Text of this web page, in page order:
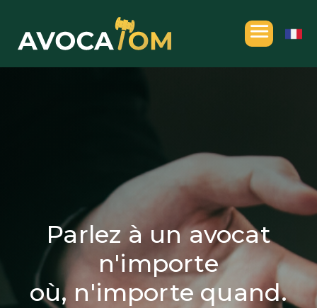
Parlez à un avocat
n'importe
où, n'importe quand.